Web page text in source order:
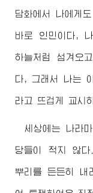
담화에서 나에게
바로 인민이다,
하늘처럼 섬겨오
다, 그래서 나는
라고 뜨겁게 교시
세상에는 나라
당들이 적지 않다
뿌리를 든든히 내